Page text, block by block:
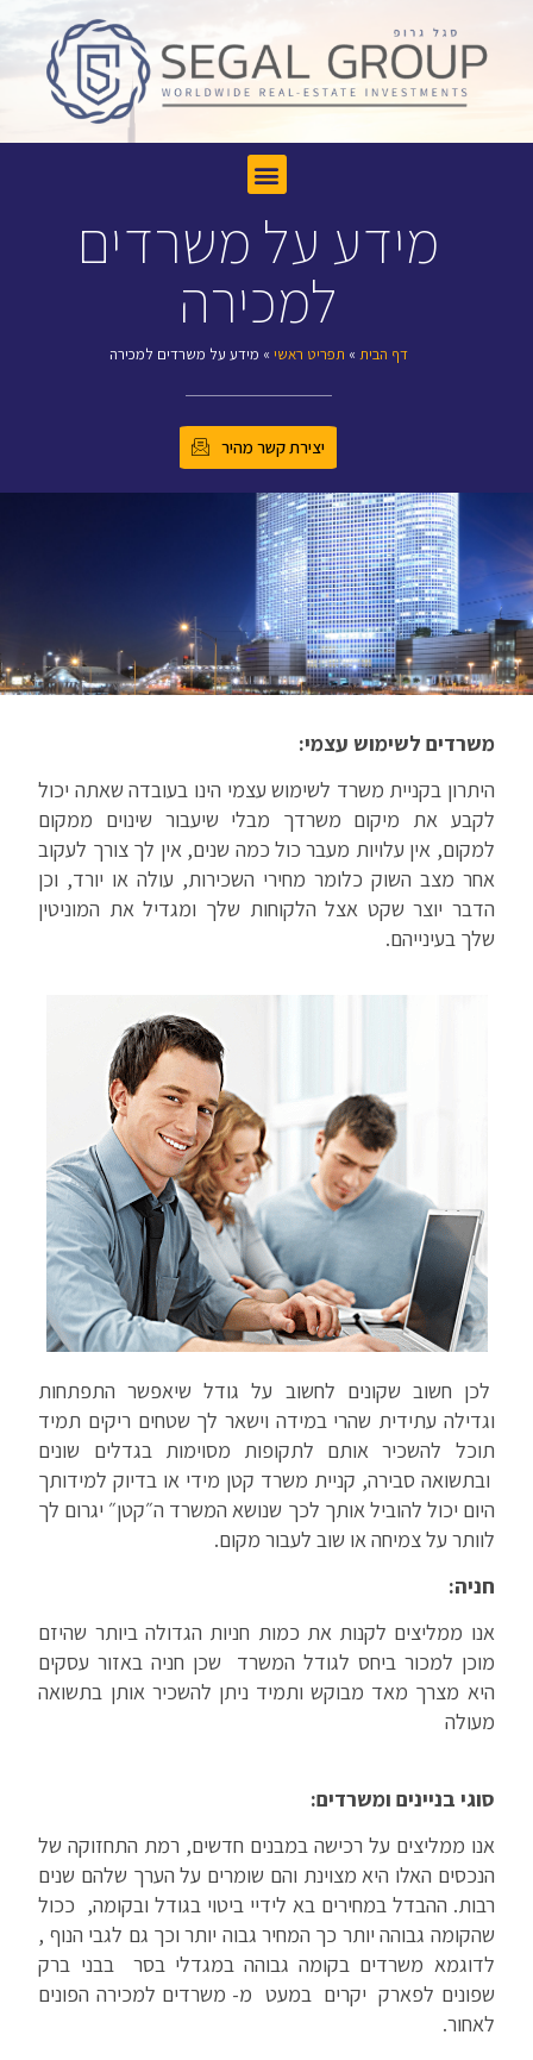
מידע על משרדים
למכירה
דף הבית » תפריט ראשי » מידע על משרדים למכירה
יצירת קשר מהיר
משרדים לשימוש עצמי:
היתרון בקניית משרד לשימוש עצמי הינו בעובדה שאתה יכול
לקבע את מיקום משרדך מבלי שיעבור שינוים ממקום
למקום, אין עלויות מעבר כול כמה שנים, אין לך צורך לעקוב
אחר מצב השוק כלומר מחירי השכירות, עולה או יורד, וכן
הדבר יוצר שקט אצל הלקוחות שלך ומגדיל את המוניטין
שלך בעינייהם.
לכן חשוב שקונים לחשוב על גודל שיאפשר התפתחות
וגדילה עתידית שהרי במידה וישאר לך שטחים ריקים תמיד
תוכל להשכיר אותם לתקופות מסוימות בגדלים שונים
ובתשואה סבירה, קניית משרד קטן מידי או בדיוק למידותך
היום יכול להוביל אותך לכך שנושא המשרד ה״קטן״ יגרום לך
לוותר על צמיחה או שוב לעבור מקום.
חניה:
אנו ממליצים לקנות את כמות חניות הגדולה ביותר שהיזם
מוכן למכור ביחס לגודל המשרד שכן חניה באזור עסקים
היא מצרך מאד מבוקש ותמיד ניתן להשכיר אותן בתשואה
מעולה
סוגי בניינים ומשרדים:
אנו ממליצים על רכישה במבנים חדשים, רמת התחזוקה של
הנכסים האלו היא מצוינת והם שומרים על הערך שלהם שנים
רבות. ההבדל במחירים בא לידיי ביטוי בגודל ובקומה, ככול
שהקומה גבוהה יותר כך המחיר גבוה יותר וכך גם לגבי הנוף ,
לדוגמא משרדים בקומה גבוהה במגדלי בסר בבני ברק
שפונים לפארק יקרים במעט מ- משרדים למכירה הפונים
לאחור.